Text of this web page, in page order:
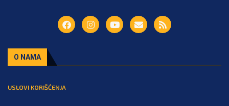
O NAMA
USLOVI KORIŠĆENJA